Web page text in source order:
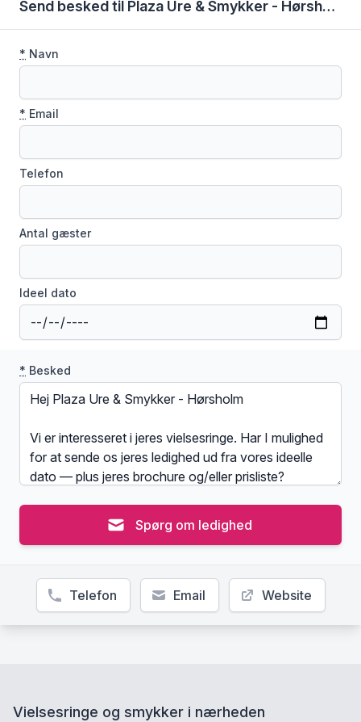
Send besked til Plaza Ure & Smykker - Hørsholm
* Navn
* Email
Telefon
Antal gæster
Ideel dato
* Besked
Spørg om ledighed
Telefon Email Website
Vielsesringe og smykker i nærheden